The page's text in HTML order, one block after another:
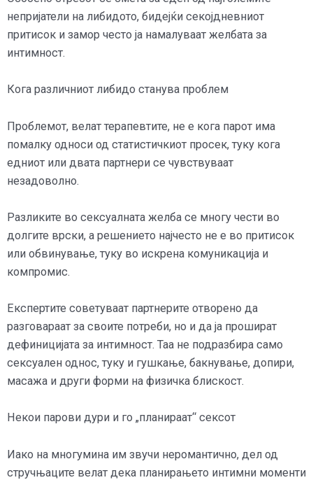
непријатели на либидото, бидејќи секојдневниот
притисок и замор често ја намалуваат желбата за
интимност.
Кога различниот либидо станува проблем
Проблемот, велат терапевтите, не е кога парот има
помалку односи од статистичкиот просек, туку кога
едниот или двата партнери се чувствуваат
незадоволно.
Разликите во сексуалната желба се многу чести во
долгите врски, а решението најчесто не е во притисок
или обвинување, туку во искрена комуникација и
компромис.
Експертите советуваат партнерите отворено да
разговараат за своите потреби, но и да ја прошират
дефиницијата за интимност. Таа не подразбира само
сексуален однос, туку и гушкање, бакнување, допири,
масажа и други форми на физичка блискост.
Некои парови дури и го „планираат“ сексот
Иако на многумина им звучи неромантично, дел од
стручњаците велат дека планирањето интимни моменти